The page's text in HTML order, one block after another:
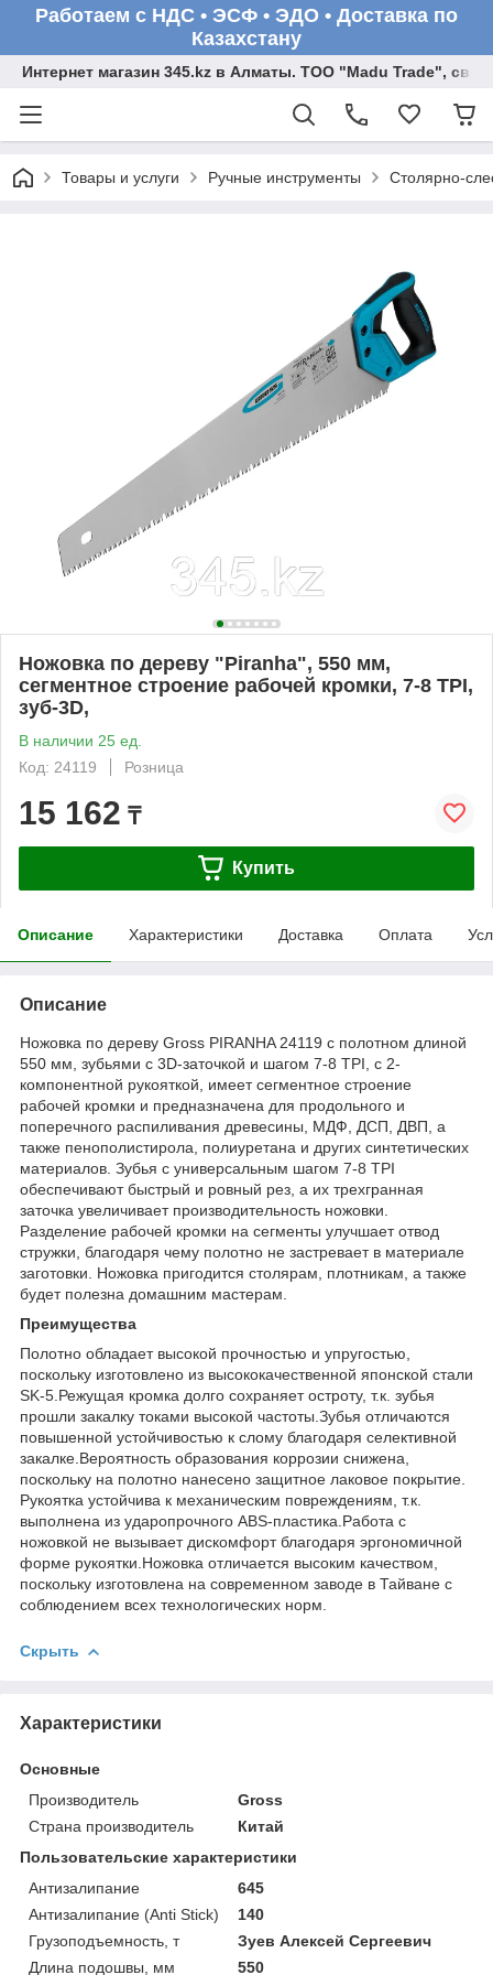
Работаем с НДС • ЭСФ • ЭДО • Доставка по
Казахстану
Интернет магазин 345.kz в Алматы. ТОО "Madu Trade",
Товары и услуги Ручные инструменты Столярно-
Ножовка по дереву "Piranha", 550 мм,
сегментное строение рабочей кромки, 7-8 TPI,
зуб-3D,
В наличии 25 ед.
Код: 24119
Розница
15 162 ₸
Купить
Описание Характеристики Доставка Оплата
Описание
Ножовка по дереву Gross PIRANHA 24119 с полотном длиной
550 мм, зубьями с 3D-заточкой и шагом 7-8 TPI, с 2-
компонентной рукояткой, имеет сегментное строение
рабочей кромки и предназначена для продольного и
поперечного распиливания древесины, МДФ, ДСП, ДВП, а
также пенополистирола, полиуретана и других синтетических
материалов. Зубья с универсальным шагом 7-8 TPI
обеспечивают быстрый и ровный рез, а их трехгранная
заточка увеличивает производительность ножовки.
Разделение рабочей кромки на сегменты улучшает отвод
стружки, благодаря чему полотно не застревает в материале
заготовки. Ножовка пригодится столярам, плотникам, а также
будет полезна домашним мастерам.
Преимущества
Полотно обладает высокой прочностью и упругостью,
поскольку изготовлено из высококачественной японской стали
SK-5.Режущая кромка долго сохраняет остроту, т.к. зубья
прошли закалку токами высокой частоты.Зубья отличаются
повышенной устойчивостью к слому благодаря селективной
закалке.Вероятность образования коррозии снижена,
поскольку на полотно нанесено защитное лаковое покрытие.
Рукоятка устойчива к механическим повреждениям, т.к.
выполнена из ударопрочного ABS-пластика.Работа с
ножовкой не вызывает дискомфорт благодаря эргономичной
форме рукоятки.Ножовка отличается высоким качеством,
поскольку изготовлена на современном заводе в Тайване с
соблюдением всех технологических норм.
Скрыть
Характеристики
Основные
Производитель
Gross
Страна производитель
Китай
Пользовательские характеристики
Антизалипание
645
Антизалипание (Anti Stick)
140
Грузоподъемность, т
Зуев Алексей Сергеевич
Длина подошвы, мм
550